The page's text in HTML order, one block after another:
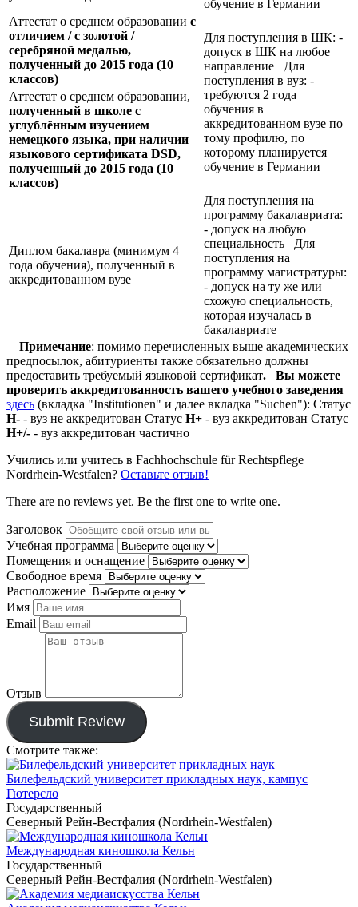
обучение в Германии
Аттестат о среднем образовании с
отличием / с золотой /
серебряной медалью,
полученный до 2015 года (10
классов)
Для поступления в ШК: -
допуск в ШК на любое
направление Для
поступления в вуз: -
требуются 2 года
обучения в
аккредитованном вузе по
тому профилю, по
которому планируется
обучение в Германии
Аттестат о среднем образовании,
полученный в школе с
углублённым изучением
немецкого языка, при наличии
языкового сертификата DSD,
полученный до 2015 года (10
классов)
Диплом бакалавра (минимум 4
года обучения), полученный в
аккредитованном вузе
Для поступления на
программу бакалавриата:
- допуск на любую
специальность Для
поступления на
программу магистратуры:
- допуск на ту же или
схожую специальность,
которая изучалась в
бакалавриате
Примечание: помимо перечисленных выше академических
предпосылок, абитуриенты также обязательно должны
предоставить требуемый языковой сертификат.
Вы можете
проверить аккредитованность вашего учебного заведения
здесь (вкладка "Institutionen" и далее вкладка "Suchen"): Статус
Н- - вуз не аккредитован Статус Н+ - вуз аккредитован Статус
Н+/- - вуз аккредитован частично
Учились или учитесь в Fachhochschule für Rechtspflege
Nordrhein-Westfalen? Оставьте отзыв!
There are no reviews yet. Be the first one to write one.
Заголовок
Учебная программа
Помещения и оснащение
Свободное время
Расположение
Имя
Email
Отзыв
Submit Review
Смотрите также:
Билефельдский университет прикладных наук, кампус
Гютерсло
Государственный
Северный Рейн-Вестфалия (Nordrhein-Westfalen)
Международная киношкола Кельн
Государственный
Северный Рейн-Вестфалия (Nordrhein-Westfalen)